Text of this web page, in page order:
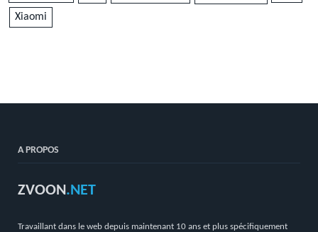
Xiaomi
A PROPOS
ZVOON.NET
Travaillant dans le web depuis maintenant 10 ans et plus spécifiquement